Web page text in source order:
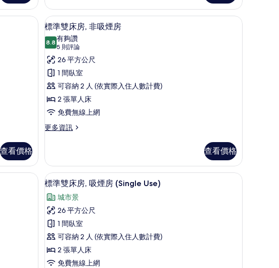
非
吸
煙
房
的
所
有
相
片
房
單
人
入
住,
非
吸
煙
房
的
詳
、隔音、免費無線上網
查看價格
顯
示
標
準
雙
床
房,
非
吸
的
所
有
相
片
羽絨被、客房內保險箱、隔音、免費無線上網
9
標準雙床房, 非吸煙房
8.88.8 分，滿分 10 分
有夠讚
5 則評論
(5
則
評
論)
26 平方公尺
1 間臥室
可容納 2 人 (依實際入住人數計費)
2 張單人床
免費無線上網
更多資訊
更
雙
床
房,
吸
煙
房
的
詳
情
查看價格
、隔音、免費無線上網
顯
示
標
準
雙
床
房,
羽絨被、客房內保險箱、隔音、免費無線上網
9
標準雙床房, 吸煙房 (Single Use)
城市景
26 平方公尺
1 間臥室
可容納 2 人 (依實際入住人數計費)
2 張單人床
免費無線上網